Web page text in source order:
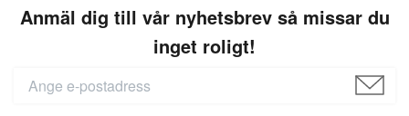
Anmäl dig till vår nyhetsbrev så missar du
inget roligt!